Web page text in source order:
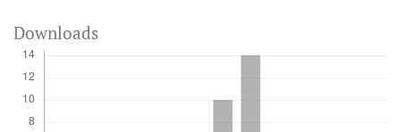
Downloads